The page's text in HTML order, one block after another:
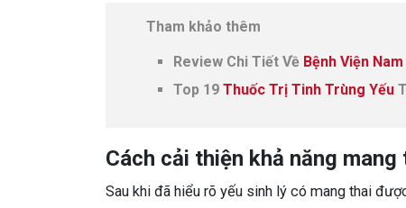
Tham khảo thêm
Review Chi Tiết Về Bệnh Viện
Top 19 Thuốc Trị Tinh Trùng Yếu
Cách cải thiện khả năng
Sau khi đã hiểu rõ yếu sinh lý có mang thai